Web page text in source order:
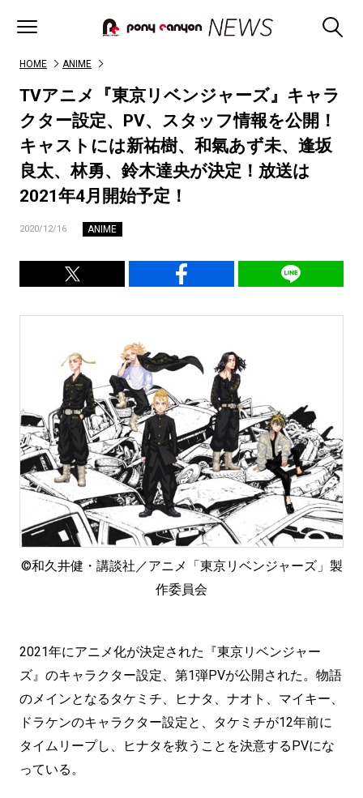
HOME ANIME
TVアニメ『東京リベンジャーズ』キャラ
クター設定、PV、スタッフ情報を公開！
キャストには新祐樹、和氣あず未、逢坂
良太、林勇、鈴木達央が決定！放送は
2021年4月開始予定！
2020/12/16 ANIME
©和久井健・講談社／アニメ「東京リベンジャーズ」製
作委員会
2021年にアニメ化が決定された『東京リベンジャー
ズ』のキャラクター設定、第1弾PVが公開された。物語
のメインとなるタケミチ、ヒナタ、ナオト、マイキー、
ドラケンのキャラクター設定と、タケミチが12年前に
タイムリープし、ヒナタを救うことを決意するPVにな
っている。